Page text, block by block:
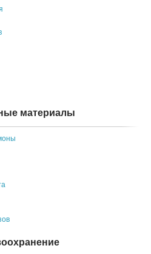
материалы